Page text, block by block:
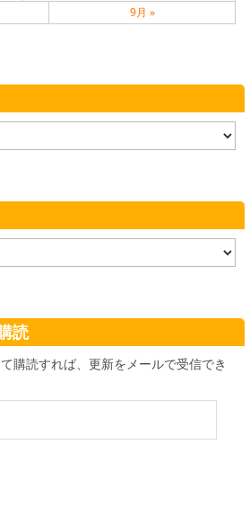
9月 »
読
購読すれば、更新をメールで受信でき